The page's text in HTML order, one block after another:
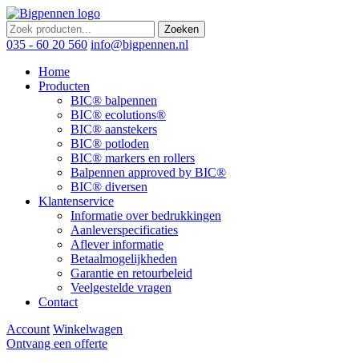
Zoeken
035 - 60 20 560 info@bigpennen.nl
Home
Producten
BIC® balpennen
BIC® ecolutions®
BIC® aanstekers
BIC® potloden
BIC® markers en rollers
Balpennen approved by BIC®
BIC® diversen
Klantenservice
Informatie over bedrukkingen
Aanleverspecificaties
Aflever informatie
Betaalmogelijkheden
Garantie en retourbeleid
Veelgestelde vragen
Contact
Account Winkelwagen
Ontvang een offerte